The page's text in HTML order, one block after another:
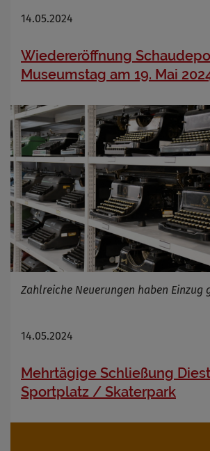
14.05.2024
Wiedereröffnung
Museumstag am 19. Mai
Zahlreiche Neuerungen haben Einzug
14.05.2024
Mehrtägige Schließung
Sportplatz / Skaterpark